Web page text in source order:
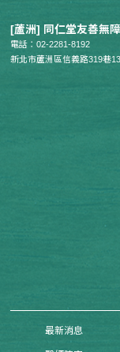
[蘆洲] 同仁堂友善無
電話：02-2281-8192
新北市蘆洲區信義路319巷
最新消息